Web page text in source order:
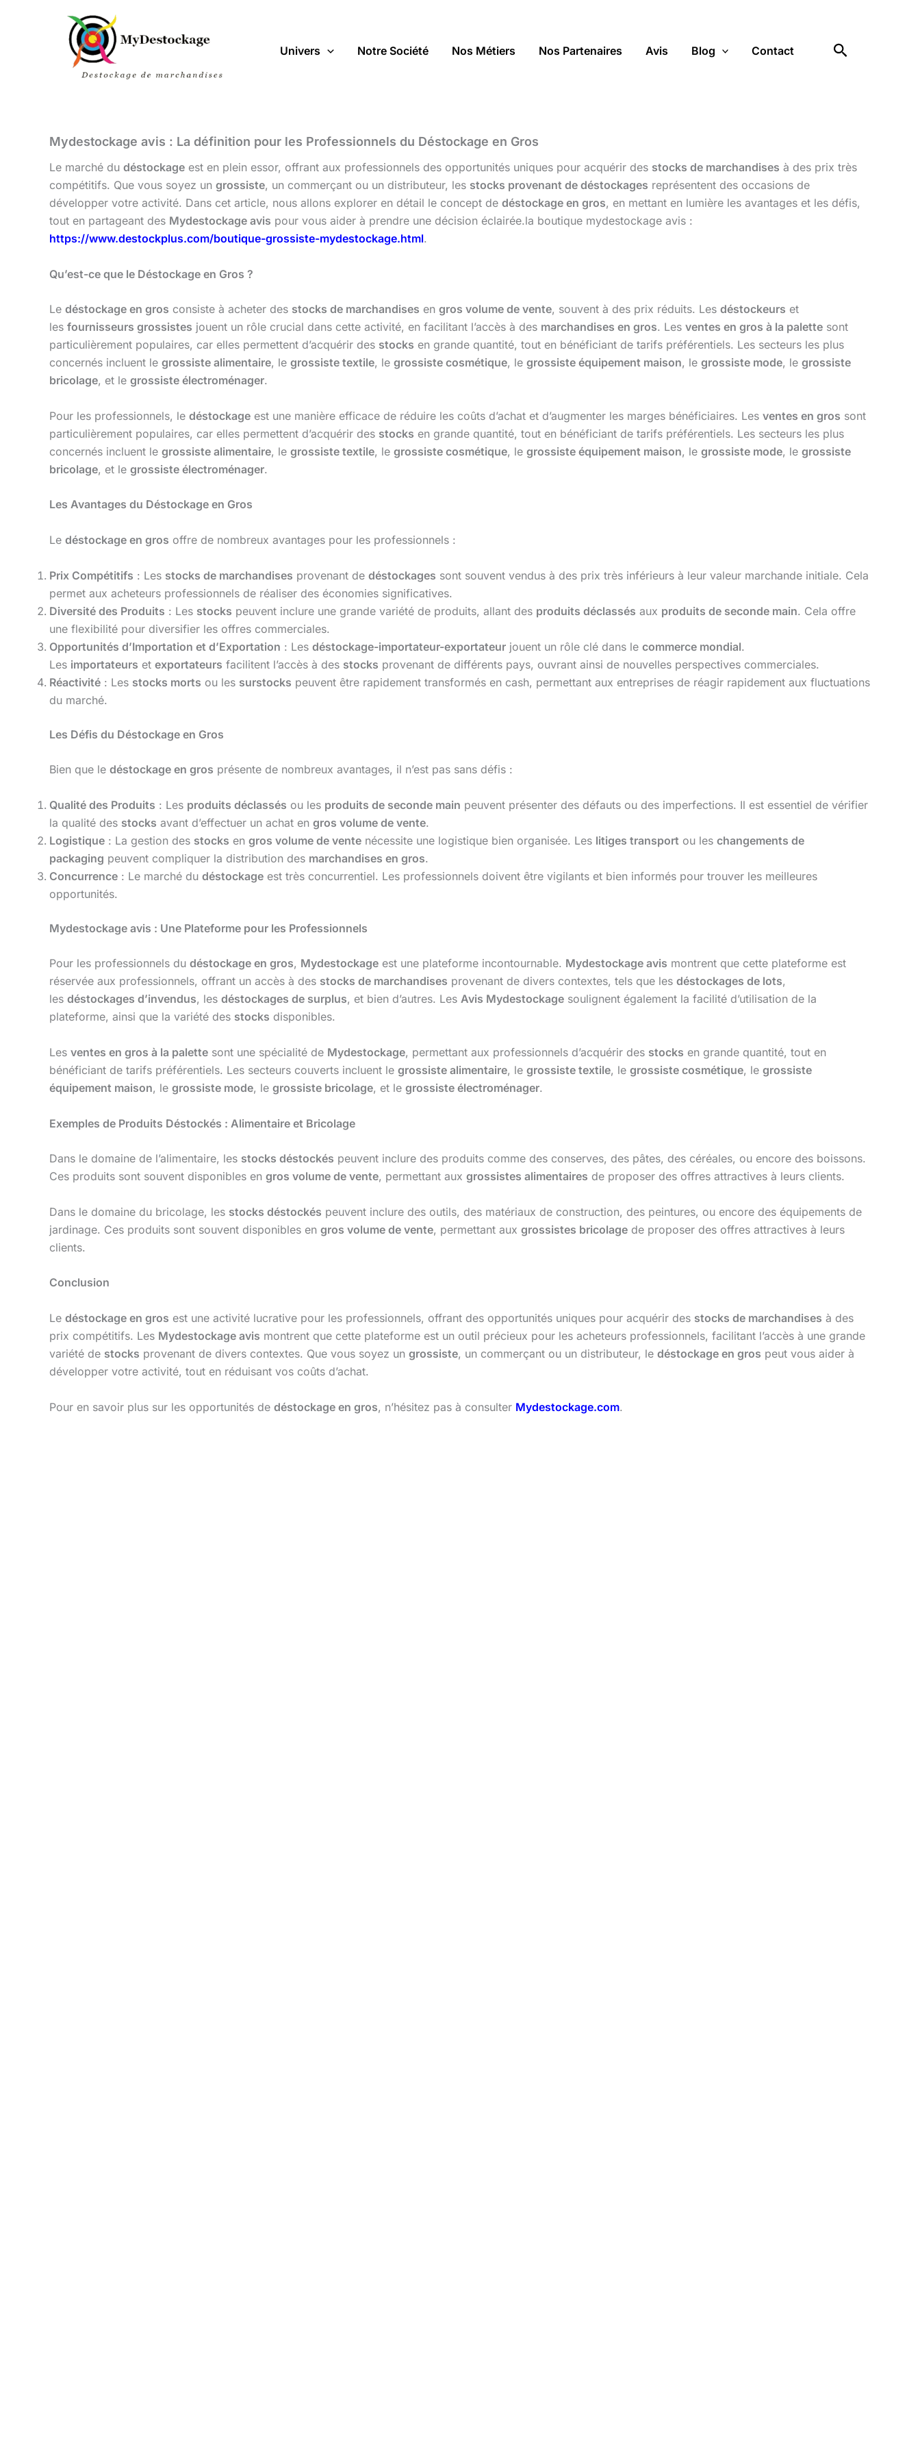
Univers Notre Société Nos Métiers Nos Partenaires Avis Blog Contact Rechercher
Mydestockage avis : La définition pour les Professionnels du Déstockage en Gros
Le marché du déstockage est en plein essor, offrant aux professionnels des opportunités uniques pour acquérir des stocks de marchandises à des prix très
compétitifs. Que vous soyez un grossiste, un commerçant ou un distributeur, les stocks provenant de déstockages représentent des occasions de
développer votre activité. Dans cet article, nous allons explorer en détail le concept de déstockage en gros, en mettant en lumière les avantages et les défis,
tout en partageant des Mydestockage avis pour vous aider à prendre une décision éclairée.la boutique mydestockage avis :
https://www.destockplus.com/boutique-grossiste-mydestockage.html.
Qu’est-ce que le Déstockage en Gros ?
Le déstockage en gros consiste à acheter des stocks de marchandises en gros volume de vente, souvent à des prix réduits. Les déstockeurs et
les fournisseurs grossistes jouent un rôle crucial dans cette activité, en facilitant l’accès à des marchandises en gros. Les ventes en gros à la palette sont
particulièrement populaires, car elles permettent d’acquérir des stocks en grande quantité, tout en bénéficiant de tarifs préférentiels. Les secteurs les plus
concernés incluent le grossiste alimentaire, le grossiste textile, le grossiste cosmétique, le grossiste équipement maison, le grossiste mode, le grossiste
bricolage, et le grossiste électroménager.
Pour les professionnels, le déstockage est une manière efficace de réduire les coûts d’achat et d’augmenter les marges bénéficiaires. Les ventes en gros sont
particulièrement populaires, car elles permettent d’acquérir des stocks en grande quantité, tout en bénéficiant de tarifs préférentiels. Les secteurs les plus
concernés incluent le grossiste alimentaire, le grossiste textile, le grossiste cosmétique, le grossiste équipement maison, le grossiste mode, le grossiste
bricolage, et le grossiste électroménager.
Les Avantages du Déstockage en Gros
Le déstockage en gros offre de nombreux avantages pour les professionnels :
Prix Compétitifs : Les stocks de marchandises provenant de déstockages sont souvent vendus à des prix très inférieurs à leur valeur marchande initiale. Cela
permet aux acheteurs professionnels de réaliser des économies significatives.
Diversité des Produits : Les stocks peuvent inclure une grande variété de produits, allant des produits déclassés aux produits de seconde main. Cela offre
une flexibilité pour diversifier les offres commerciales.
Opportunités d’Importation et d’Exportation : Les déstockage-importateur-exportateur jouent un rôle clé dans le commerce mondial.
Les importateurs et exportateurs facilitent l’accès à des stocks provenant de différents pays, ouvrant ainsi de nouvelles perspectives commerciales.
Réactivité : Les stocks morts ou les surstocks peuvent être rapidement transformés en cash, permettant aux entreprises de réagir rapidement aux fluctuations
du marché.
Les Défis du Déstockage en Gros
Bien que le déstockage en gros présente de nombreux avantages, il n’est pas sans défis :
Qualité des Produits : Les produits déclassés ou les produits de seconde main peuvent présenter des défauts ou des imperfections. Il est essentiel de vérifier
la qualité des stocks avant d’effectuer un achat en gros volume de vente.
Logistique : La gestion des stocks en gros volume de vente nécessite une logistique bien organisée. Les litiges transport ou les changements de
packaging peuvent compliquer la distribution des marchandises en gros.
Concurrence : Le marché du déstockage est très concurrentiel. Les professionnels doivent être vigilants et bien informés pour trouver les meilleures
opportunités.
Mydestockage avis : Une Plateforme pour les Professionnels
Pour les professionnels du déstockage en gros, Mydestockage est une plateforme incontournable. Mydestockage avis montrent que cette plateforme est
réservée aux professionnels, offrant un accès à des stocks de marchandises provenant de divers contextes, tels que les déstockages de lots,
les déstockages d’invendus, les déstockages de surplus, et bien d’autres. Les Avis Mydestockage soulignent également la facilité d’utilisation de la
plateforme, ainsi que la variété des stocks disponibles.
Les ventes en gros à la palette sont une spécialité de Mydestockage, permettant aux professionnels d’acquérir des stocks en grande quantité, tout en
bénéficiant de tarifs préférentiels. Les secteurs couverts incluent le grossiste alimentaire, le grossiste textile, le grossiste cosmétique, le grossiste
équipement maison, le grossiste mode, le grossiste bricolage, et le grossiste électroménager.
Exemples de Produits Déstockés : Alimentaire et Bricolage
Dans le domaine de l’alimentaire, les stocks déstockés peuvent inclure des produits comme des conserves, des pâtes, des céréales, ou encore des boissons.
Ces produits sont souvent disponibles en gros volume de vente, permettant aux grossistes alimentaires de proposer des offres attractives à leurs clients.
Dans le domaine du bricolage, les stocks déstockés peuvent inclure des outils, des matériaux de construction, des peintures, ou encore des équipements de
jardinage. Ces produits sont souvent disponibles en gros volume de vente, permettant aux grossistes bricolage de proposer des offres attractives à leurs
clients.
Conclusion
Le déstockage en gros est une activité lucrative pour les professionnels, offrant des opportunités uniques pour acquérir des stocks de marchandises à des
prix compétitifs. Les Mydestockage avis montrent que cette plateforme est un outil précieux pour les acheteurs professionnels, facilitant l’accès à une grande
variété de stocks provenant de divers contextes. Que vous soyez un grossiste, un commerçant ou un distributeur, le déstockage en gros peut vous aider à
développer votre activité, tout en réduisant vos coûts d’achat.
Pour en savoir plus sur les opportunités de déstockage en gros, n’hésitez pas à consulter Mydestockage.com.